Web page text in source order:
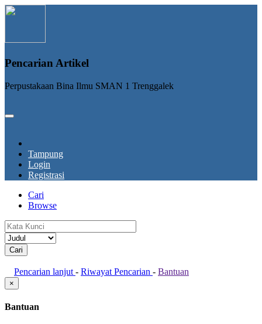
Pencarian Artikel
Perpustakaan Bina Ilmu SMAN 1 Trenggalek
Tampung
Login
Registrasi
Cari
Browse
Pencarian lanjut - Riwayat Pencarian - Bantuan
×
Bantuan